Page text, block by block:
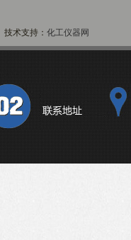
技术支持： 化工仪器网